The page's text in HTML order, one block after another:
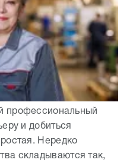
профессиональный
и добиться
Нередко
складываются так,